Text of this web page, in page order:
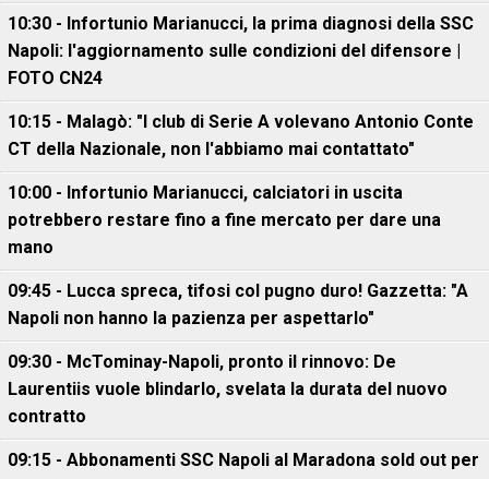
10:30 - Infortunio Marianucci, la prima diagnosi della SSC
Napoli: l'aggiornamento sulle condizioni del difensore |
FOTO CN24
10:15 - Malagò: "I club di Serie A volevano Antonio Conte
CT della Nazionale, non l'abbiamo mai contattato"
10:00 - Infortunio Marianucci, calciatori in uscita
potrebbero restare fino a fine mercato per dare una
mano
09:45 - Lucca spreca, tifosi col pugno duro! Gazzetta: "A
Napoli non hanno la pazienza per aspettarlo"
09:30 - McTominay-Napoli, pronto il rinnovo: De
Laurentiis vuole blindarlo, svelata la durata del nuovo
contratto
09:15 - Abbonamenti SSC Napoli al Maradona sold out per